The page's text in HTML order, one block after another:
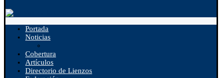
Portada
Noticias
Cobertura
Artículos
Directorio de Lienzos